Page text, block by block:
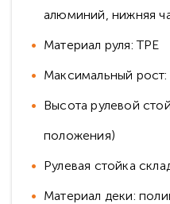
алюминий, нижняя
Материал руля: TPE
Максимальный
Высота рулевой
положения)
Рулевая стойка
Материал деки: